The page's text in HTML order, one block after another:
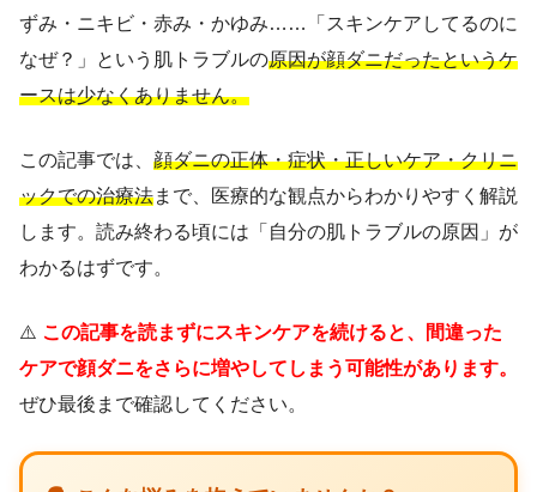
ずみ・ニキビ・赤み・かゆみ……「スキンケアしてるのに
なぜ？」という肌トラブルの原因が顔ダニだったというケ
ースは少なくありません。
この記事では、 顔ダニの正体・症状・正しいケア・クリニ
ックでの治療法まで、医療的な観点からわかりやすく解説
します。読み終わる頃には「自分の肌トラブルの原因」が
わかるはずです。
⚠️ この記事を読まずにスキンケアを続けると、間違った
ケアで顔ダニをさらに増やしてしまう可能性があります。
ぜひ最後まで確認してください。